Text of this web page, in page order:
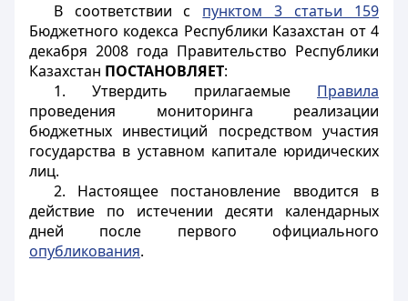
В соответствии с пунктом 3 статьи 159
Бюджетного кодекса Республики Казахстан от 4
декабря 2008 года Правительство Республики
Казахстан ПОСТАНОВЛЯЕТ:
1. Утвердить прилагаемые Правила
проведения мониторинга реализации
бюджетных инвестиций посредством участия
государства в уставном капитале юридических
лиц.
2. Настоящее постановление вводится в
действие по истечении десяти календарных
дней после первого официального
опубликования.